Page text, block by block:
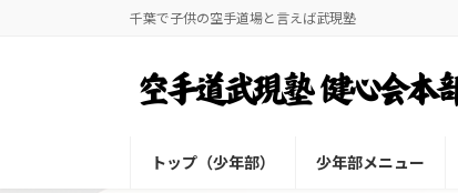
千葉で子供の空手道場と言えば武現塾
トップ（少年部） 少年部メニュー